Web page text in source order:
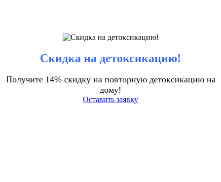
Скидка на детоксикацию!
Получите 14% скидку на повторную детоксикацию на
дому!
Оставить заявку